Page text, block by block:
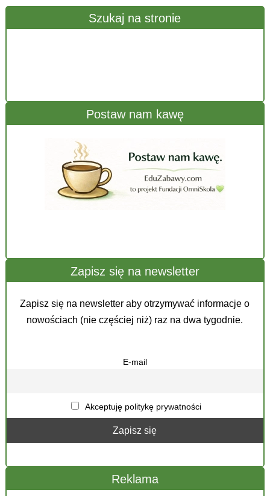
Szukaj na stronie
Postaw nam kawę
Zapisz się na newsletter
Zapisz się na newsletter aby otrzymywać informacje o
nowościach (nie częściej niż) raz na dwa tygodnie.
E-mail
Akceptuję politykę prywatności
Reklama